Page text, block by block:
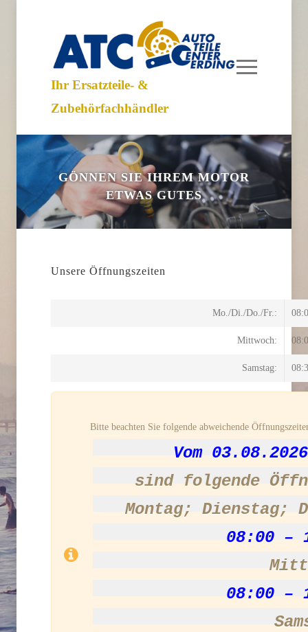
Ihr Ersatzteile- &
Zubehörfachhändler
GÖNNEN SIE IHREM MOTOR
ETWAS GUTES
Unsere Öffnungszeiten
Mo./Di./Do./Fr.:
Mittwoch:
Samstag:
Bitte beachten Sie folgende abweichende
Vom
sind folgende
Montag; Dienstag;
08:00 –
08:00 –